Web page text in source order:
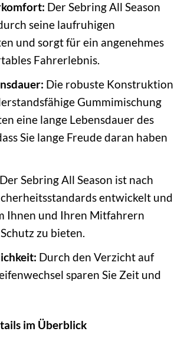
Der Sebring All Season
seine laufruhigen
und sorgt für ein angenehmes
Fahrerlebnis.
Die robuste Konstruktion
Gummimischung
eine lange Lebensdauer des
Sie lange Freude daran haben
Der Sebring All Season ist nach
entwickelt und
Ihnen und Ihren Mitfahrern
zu bieten.
Durch den Verzicht auf
sparen Sie Zeit und
im Überblick